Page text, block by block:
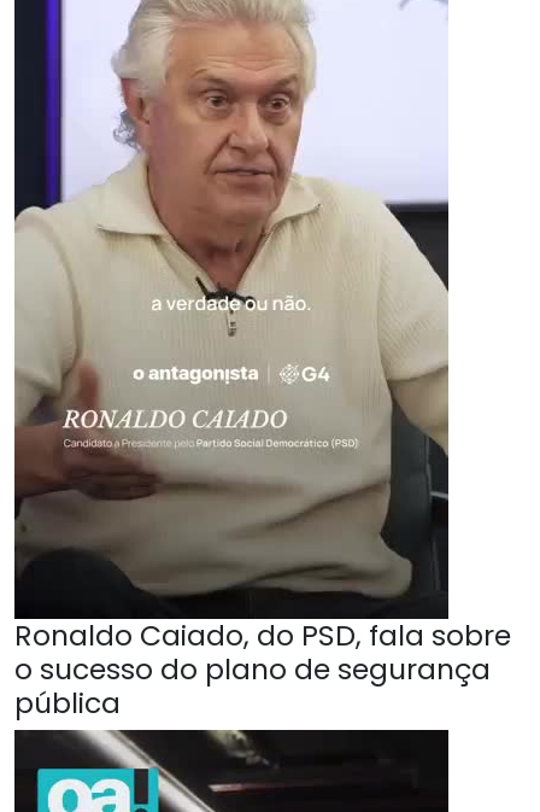
Ronaldo Caiado, do PSD, fala sobre
o sucesso do plano de segurança
pública